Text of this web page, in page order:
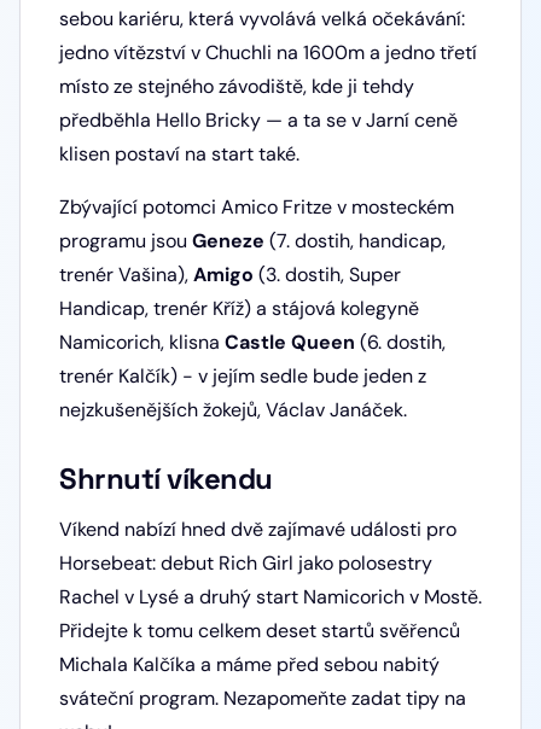
sebou kariéru, která vyvolává velká očekávání:
jedno vítězství v Chuchli na 1600m a jedno třetí
místo ze stejného závodiště, kde ji tehdy
předběhla Hello Bricky — a ta se v Jarní ceně
klisen postaví na start také.
Zbývající potomci Amico Fritze v mosteckém
programu jsou Geneze (7. dostih, handicap,
trenér Vašina),Amigo (3. dostih, Super
Handicap, trenér Kříž) a stájová kolegyně
Namicorich, klisna Castle Queen (6. dostih,
trenér Kalčík) - v jejím sedle bude jeden z
nejzkušenějších žokejů, Václav Janáček.
Shrnutí víkendu
Víkend nabízí hned dvě zajímavé události pro
Horsebeat: debut Rich Girl jako polosestry
Rachel v Lysé a druhý start Namicorich v Mostě.
Přidejte k tomu celkem deset startů svěřenců
Michala Kalčíka a máme před sebou nabitý
sváteční program. Nezapomeňte zadat tipy na